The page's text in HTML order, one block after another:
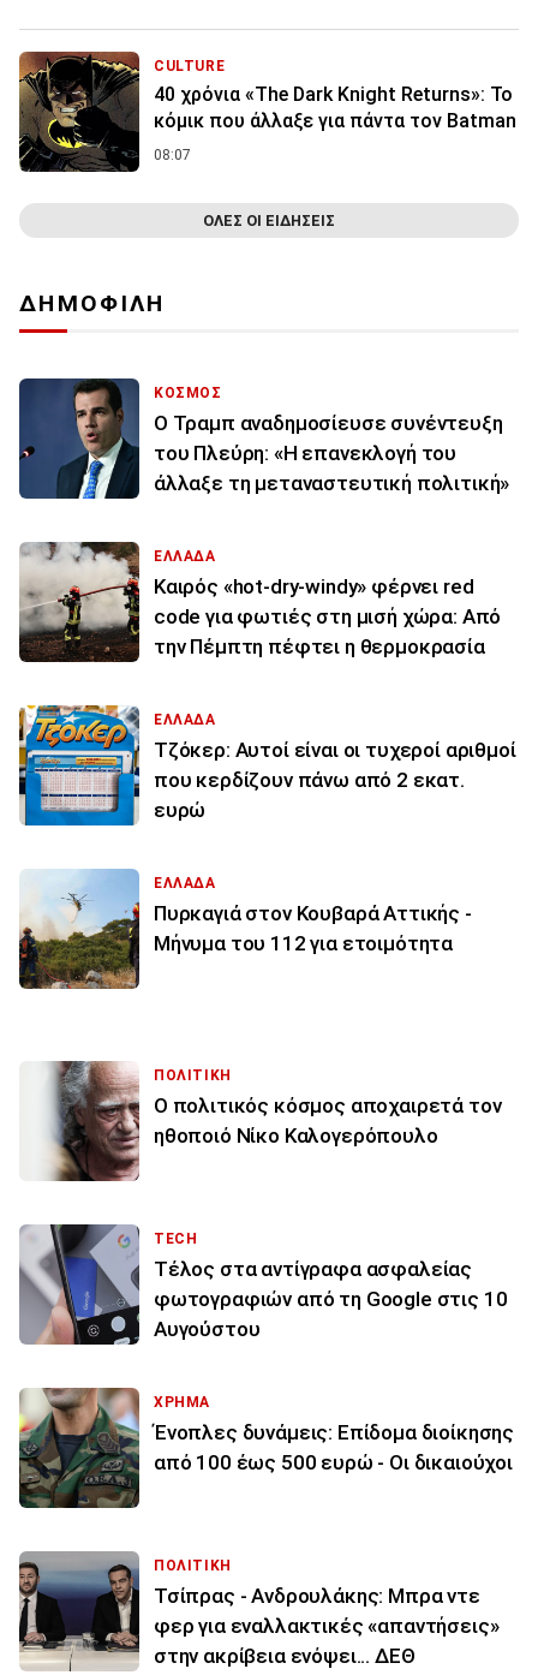
CULTURE
40 χρόνια «The Dark Knight Returns»: Το
κόμικ που άλλαξε για πάντα τον Batman
08:07
ΟΛΕΣ ΟΙ ΕΙΔΗΣΕΙΣ
ΔΗΜΟΦΙΛΗ
ΚΟΣΜΟΣ
Ο Τραμπ αναδημοσίευσε συνέντευξη
του Πλεύρη: «Η επανεκλογή του
άλλαξε τη μεταναστευτική πολιτική»
ΕΛΛΑΔΑ
Καιρός «hot-dry-windy» φέρνει red
code για φωτιές στη μισή χώρα: Από
την Πέμπτη πέφτει η θερμοκρασία
ΕΛΛΑΔΑ
Τζόκερ: Αυτοί είναι οι τυχεροί αριθμοί
που κερδίζουν πάνω από 2 εκατ.
ευρώ
ΕΛΛΑΔΑ
Πυρκαγιά στον Κουβαρά Αττικής -
Μήνυμα του 112 για ετοιμότητα
ΠΟΛΙΤΙΚΗ
Ο πολιτικός κόσμος αποχαιρετά τον
ηθοποιό Νίκο Καλογερόπουλο
TECH
Τέλος στα αντίγραφα ασφαλείας
φωτογραφιών από τη Google στις 10
Αυγούστου
ΧΡΗΜΑ
Ένοπλες δυνάμεις: Επίδομα διοίκησης
από 100 έως 500 ευρώ - Οι δικαιούχοι
ΠΟΛΙΤΙΚΗ
Τσίπρας - Ανδρουλάκης: Μπρα ντε
φερ για εναλλακτικές «απαντήσεις»
στην ακρίβεια ενόψει... ΔΕΘ